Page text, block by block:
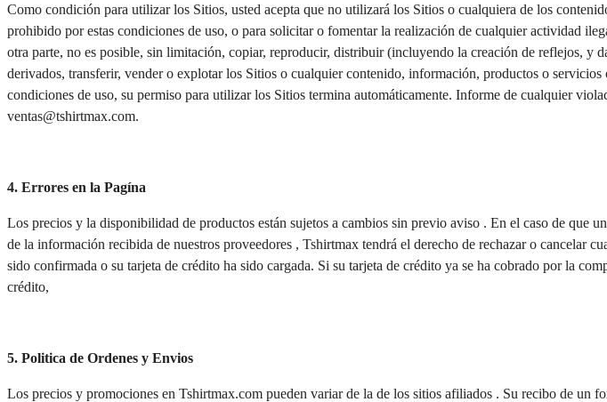
Como condición para utilizar los Sitios, usted acepta que no utilizará los Sitios o cualquiera de los
prohibido por estas condiciones de uso, o para solicitar o fomentar la realización de cualquier actividad
otra parte, no es posible, sin limitación, copiar, reproducir, distribuir (incluyendo la creación de reflejos, y
derivados, transferir, vender o explotar los Sitios o cualquier contenido, información, productos o
condiciones de uso, su permiso para utilizar los Sitios termina automáticamente. Informe de cualquier
ventas@tshirtmax.com.
4. Errores en la Pagína
Los precios y la disponibilidad de productos están sujetos a cambios sin previo aviso . En el caso de
de la información recibida de nuestros proveedores , Tshirtmax tendrá el derecho de rechazar o
sido confirmada o su tarjeta de crédito ha sido cargada. Si su tarjeta de crédito ya se ha cobrado por la
crédito,
5. Politica de Ordenes y Envios
Los precios y promociones en Tshirtmax.com pueden variar de la de los sitios afiliados . Su recibo de